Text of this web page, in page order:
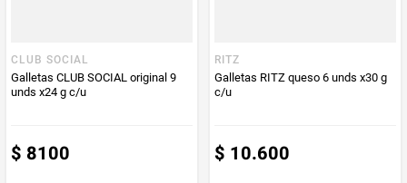
CLUB SOCIAL
Galletas CLUB SOCIAL original 9
unds x24 g c/u
$ 8100
RITZ
Galletas RITZ queso 6 unds x30 g
c/u
$ 10.600